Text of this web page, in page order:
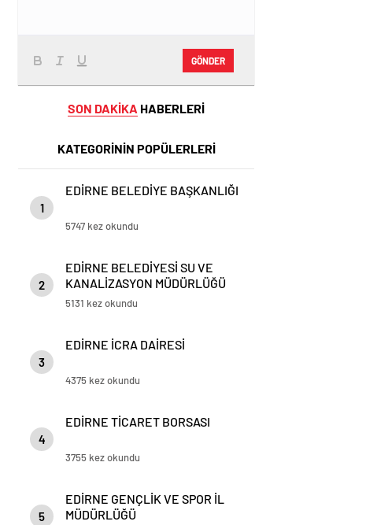
GÖNDER
SON DAKİKA HABERLERİ
KATEGORİNİN POPÜLERLERİ
1
EDİRNE BELEDİYE BAŞKANLIĞI
5747 kez okundu
2
EDİRNE BELEDİYESİ SU VE
KANALİZASYON MÜDÜRLÜĞÜ
5131 kez okundu
3
EDİRNE İCRA DAİRESİ
4375 kez okundu
4
EDİRNE TİCARET BORSASI
3755 kez okundu
5
EDİRNE GENÇLİK VE SPOR İL
MÜDÜRLÜĞÜ